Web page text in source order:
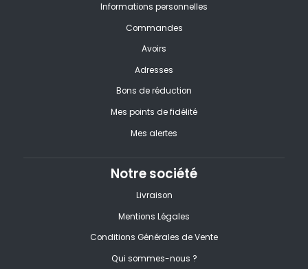
Informations personnelles
Commandes
Avoirs
Adresses
Bons de réduction
Mes points de fidélité
Mes alertes
Notre société
Livraison
Mentions Légales
Conditions Générales de Vente
Qui sommes-nous ?